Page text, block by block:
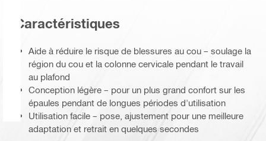
Caractéristiques
Aide à réduire le risque de blessures au cou – soulage la
région du cou et la colonne cervicale pendant le travail
au plafond
Conception légère – pour un plus grand confort sur les
épaules pendant de longues périodes d'utilisation
Utilisation facile – pose, ajustement pour une meilleure
adaptation et retrait en quelques secondes